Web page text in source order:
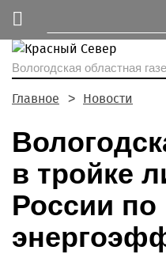
Вологодская областная
Главное Новости
в тройке
России по